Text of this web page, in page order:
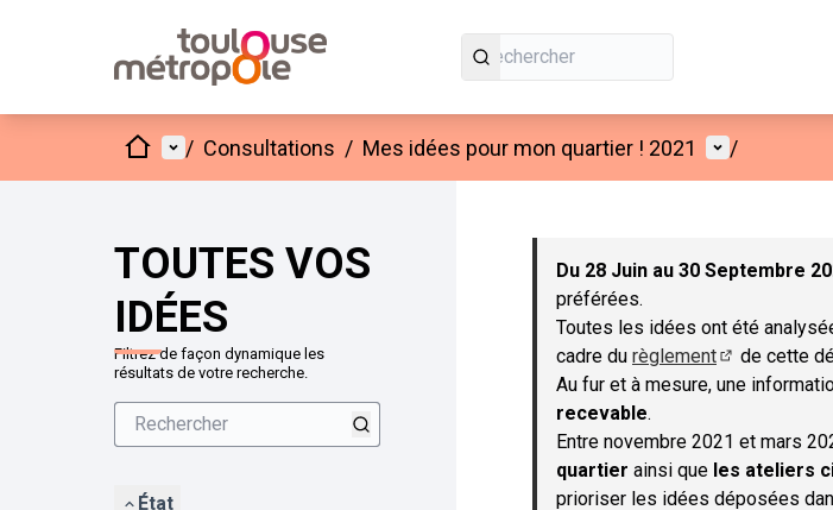
AccueilMenu principal
/ Consultations / Mes idées pour mon quartier ! 2021 Menu
/
TOUTES VOS
IDÉES
Filtrez de façon dynamique les
résultats de votre recherche.
État
Passer la carte
Du 28 Juin au 30 Septembre
préférées.
Toutes les idées ont été
cadre du règlement
(S'ouvre
de cette
Au fur et à mesure, une
recevable.
Entre novembre 2021 et mars
quartier ainsi que les ateliers
prioriser les idées déposées